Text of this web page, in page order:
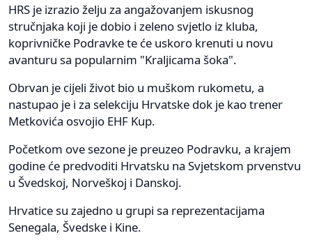
HRS je izrazio želju za angažovanjem iskusnog
stručnjaka koji je dobio i zeleno svjetlo iz kluba,
koprivničke Podravke te će uskoro krenuti u novu
avanturu sa popularnim "Kraljicama šoka".
Obrvan je cijeli život bio u muškom rukometu, a
nastupao je i za selekciju Hrvatske dok je kao trener
Metkovića osvojio EHF Kup.
Početkom ove sezone je preuzeo Podravku, a krajem
godine će predvoditi Hrvatsku na Svjetskom prvenstvu
u Švedskoj, Norveškoj i Danskoj.
Hrvatice su zajedno u grupi sa reprezentacijama
Senegala, Švedske i Kine.